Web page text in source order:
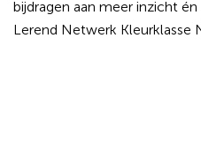
bijdragen aan meer inzicht
Lerend Netwerk Kleurklasse